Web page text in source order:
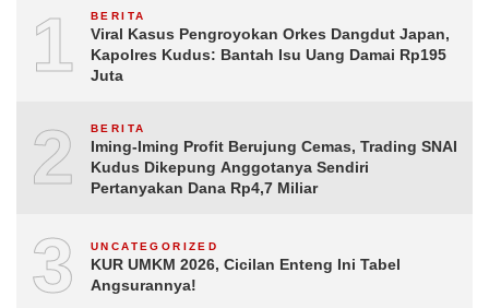
1 BERITA
Viral Kasus Pengroyokan Orkes Dangdut Japan,
Kapolres Kudus: Bantah Isu Uang Damai Rp195
Juta
2 BERITA
Iming-Iming Profit Berujung Cemas, Trading SNAI
Kudus Dikepung Anggotanya Sendiri
Pertanyakan Dana Rp4,7 Miliar
3 UNCATEGORIZED
KUR UMKM 2026, Cicilan Enteng Ini Tabel
Angsurannya!